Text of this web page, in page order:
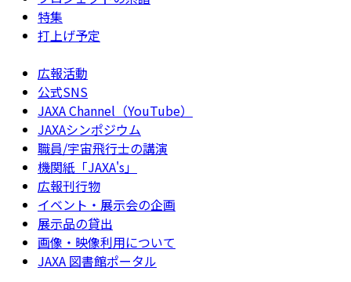
特集
打上げ予定
広報活動
公式SNS
JAXA Channel（YouTube）
JAXAシンポジウム
職員/宇宙飛行士の講演
機関紙「JAXA's」
広報刊行物
イベント・展示会の企画
展示品の貸出
画像・映像利用について
JAXA 図書館ポータル